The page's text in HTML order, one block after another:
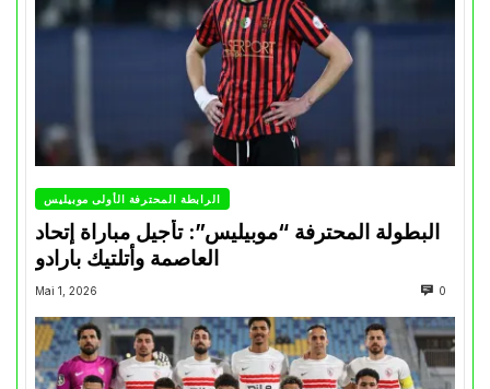
الرابطة المحترفة الأولى موبيليس
البطولة المحترفة “موبيليس”: تأجيل مباراة إتحاد
العاصمة وأتلتيك بارادو
Mai 1, 2026 0